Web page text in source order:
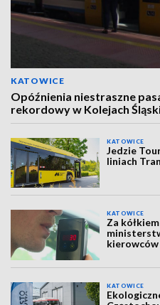
KATOWICE
Opóźnienia niestraszne
rekordowy w Kolejach
KATOWICE
Jedzie
liniach
KATOWICE
Za
KATOWICE